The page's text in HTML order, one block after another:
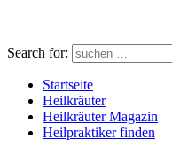
Search for:
Startseite
Heilkräuter
Heilkräuter Magazin
Heilpraktiker finden